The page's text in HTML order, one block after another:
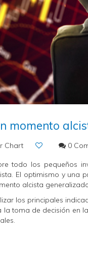
momento
Chart 0
todo los pequeños
El optimismo y una
alcista
los principales
la toma de decisión en